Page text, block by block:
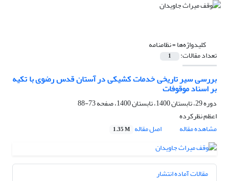
کلیدواژه‌ها =نظامنامه
تعداد مقالات: 1
بررسی سیر تاریخی خدمات کشیکی در آستان قدس رضوی با تکیه
بر اسناد موقوفات
دوره 29، تابستان 1400، تابستان 1400، صفحه
73-88
اعظم نظرکرده
مشاهده مقاله
اصل مقاله 1.35 M
مقالات آماده انتشار